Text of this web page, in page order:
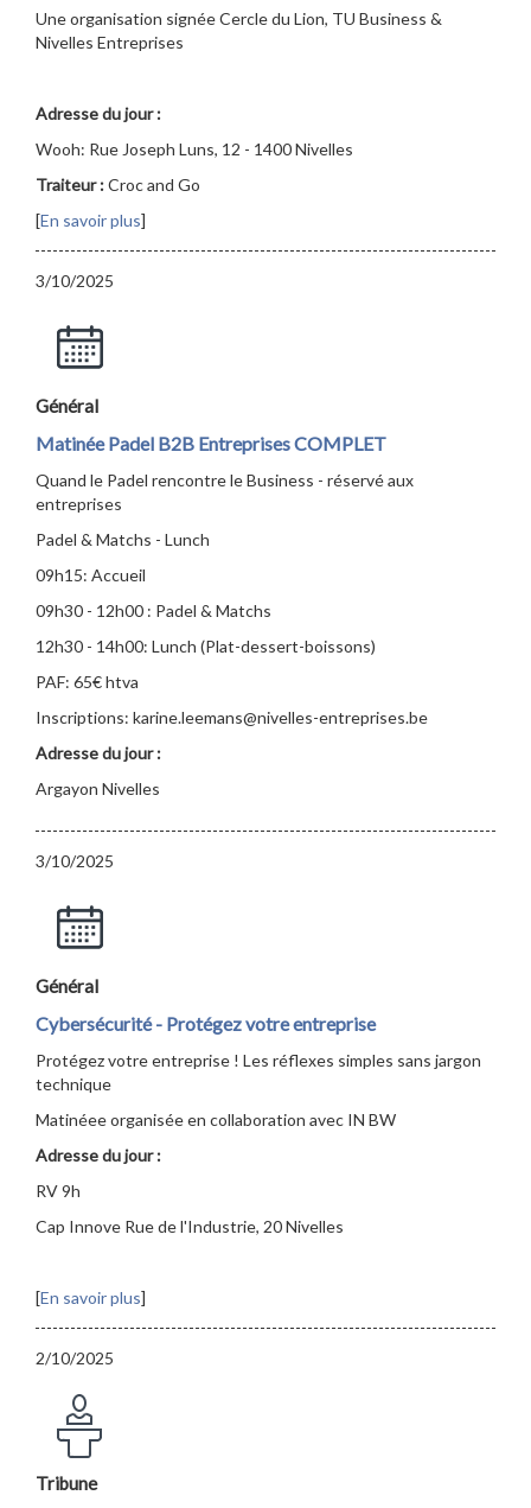
Une organisation signée Cercle du Lion, TU Business &
Nivelles Entreprises
Adresse du jour :
Wooh: Rue Joseph Luns, 12 - 1400 Nivelles
Traiteur :Croc and Go
[En savoir plus]
3/10/2025
Général
Matinée Padel B2B Entreprises COMPLET
Quand le Padel rencontre le Business - réservé aux
entreprises
Padel & Matchs - Lunch
09h15: Accueil
09h30 - 12h00 : Padel & Matchs
12h30 - 14h00: Lunch (Plat-dessert-boissons)
PAF: 65€ htva
Inscriptions: karine.leemans@nivelles-entreprises.be
Adresse du jour :
Argayon Nivelles
3/10/2025
Général
Cybersécurité - Protégez votre entreprise
Protégez votre entreprise ! Les réflexes simples sans jargon
technique
Matinéee organisée en collaboration avec IN BW
Adresse du jour :
RV 9h
Cap Innove Rue de l'Industrie, 20 Nivelles
[En savoir plus]
2/10/2025
Tribune